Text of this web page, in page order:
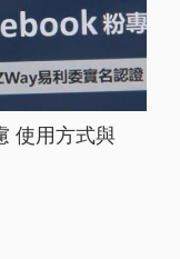
使用方式與